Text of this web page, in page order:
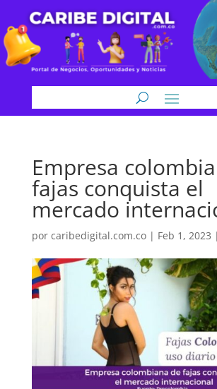
Empresa
fajas conquista el
mercado
por caribedigital.com.co| Feb 1, 2023 |